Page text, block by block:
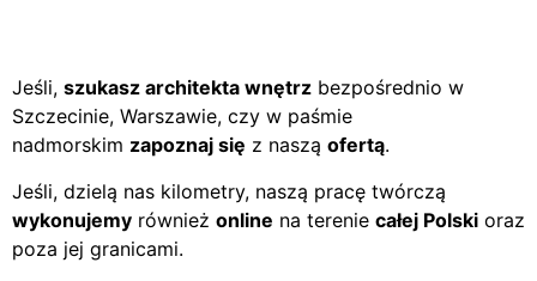
Jeśli, szukasz architekta wnętrz bezpośrednio w
Szczecinie, Warszawie, czy w paśmie
nadmorskim zapoznaj się z naszą ofertą.
Jeśli, dzielą nas kilometry, naszą pracę twórczą
wykonujemy również online na terenie całej Polski oraz
poza jej granicami.